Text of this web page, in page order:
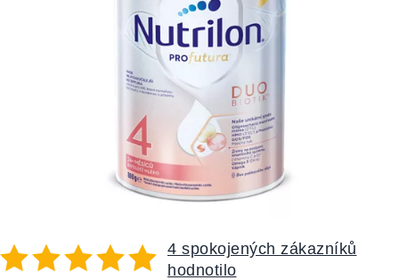
4 spokojených zákazníků
hodnotilo